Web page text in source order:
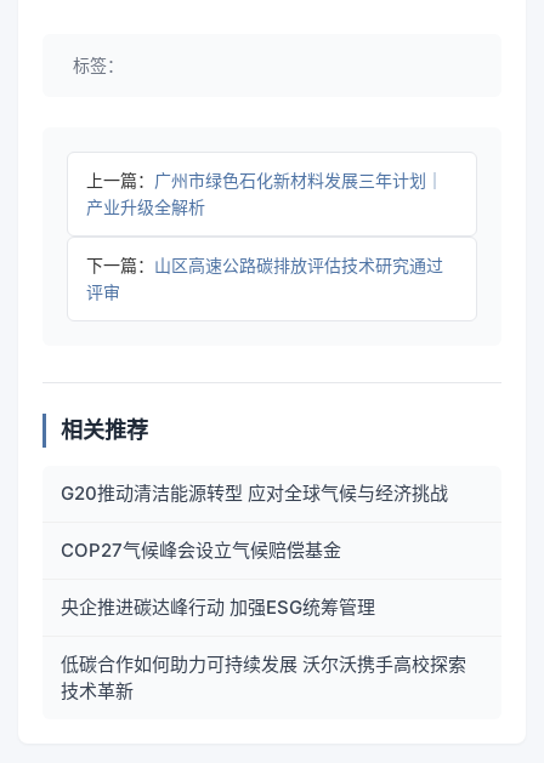
标签：
上一篇： 广州市绿色石化新材料发展三年计划｜
产业升级全解析
下一篇： 山区高速公路碳排放评估技术研究通过
评审
相关推荐
G20推动清洁能源转型 应对全球气候与经济挑战
COP27气候峰会设立气候赔偿基金
央企推进碳达峰行动 加强ESG统筹管理
低碳合作如何助力可持续发展 沃尔沃携手高校探索
技术革新